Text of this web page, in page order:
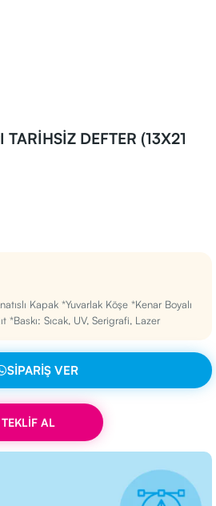
DEFTER (13X21
Kapak *Yuvarlak Köşe *Kenar Boyalı
Sıcak, UV, Serigrafi, Lazer
SIPARIŞ VER
TEKLİF AL